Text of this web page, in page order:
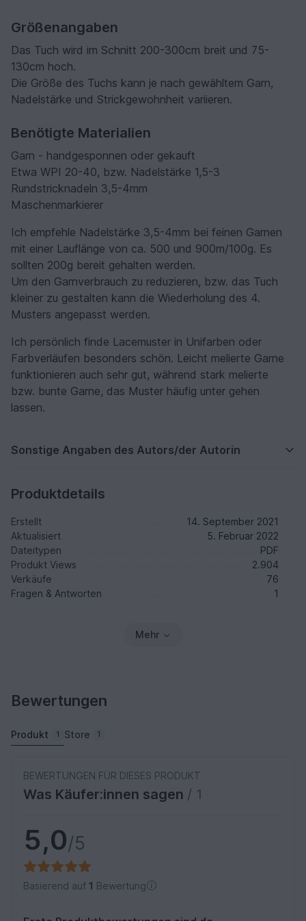
Größenangaben
Das Tuch wird im Schnitt 200-300cm breit und 75-
130cm hoch.
Die Größe des Tuchs kann je nach gewähltem Garn,
Nadelstärke und Strickgewohnheit variieren.
Benötigte Materialien
Garn - handgesponnen oder gekauft
Etwa WPI 20-40, bzw. Nadelstärke 1,5-3
Rundstricknadeln 3,5-4mm
Maschenmarkierer
Ich empfehle Nadelstärke 3,5-4mm bei feinen Garnen
mit einer Lauflänge von ca. 500 und 900m/100g. Es
sollten 200g bereit gehalten werden.
Um den Garnverbrauch zu reduzieren, bzw. das Tuch
kleiner zu gestalten kann die Wiederholung des 4.
Musters angepasst werden.
Ich persönlich finde Lacemuster in Unifarben oder
Farbverläufen besonders schön. Leicht melierte Garne
funktionieren auch sehr gut, während stark melierte
bzw. bunte Garne, das Muster häufig unter gehen
lassen.
Sonstige Angaben des Autors/der Autorin
Produktdetails
Erstellt
14. September 2021
Aktualisiert
5. Februar 2022
Dateitypen
PDF
Produkt Views
2.904
Verkäufe
76
Fragen & Antworten
1
Mehr
Bewertungen
Produkt 1 Store 1
BEWERTUNGEN FÜR DIESES PRODUKT
Was Käufer:innen sagen / 1
5,0/5
Basierend auf 1 Bewertung